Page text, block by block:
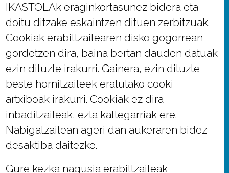
IKASTOLAk eraginkortasunez bidera eta
doitu ditzake eskaintzen dituen zerbitzuak.
Cookiak erabiltzailearen disko gogorrean
gordetzen dira, baina bertan dauden datuak
ezin dituzte irakurri. Gainera, ezin dituzte
beste hornitzaileek eratutako cooki
artxiboak irakurri. Cookiak ez dira
inbaditzaileak, ezta kaltegarriak ere.
Nabigatzailean ageri dan aukeraren bidez
desaktiba daitezke.
Gure kezka nagusia erabiltzaileak